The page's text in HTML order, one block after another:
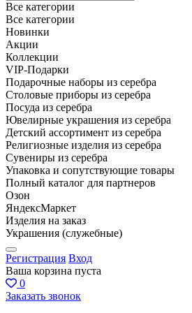
Все категории
Все категории
Новинки
Акции
Коллекции
VIP-Подарки
Подарочные наборы из серебра
Столовые приборы из серебра
Посуда из серебра
Ювелирные украшения из серебра
Детский ассортимент из серебра
Религиозные изделия из серебра
Сувениры из серебра
Упаковка и сопутствующие товары
Полный каталог для партнеров
Озон
ЯндексМаркет
Изделия на заказ
Украшения (служебные)
Регистрация Вход
Ваша корзина пуста
0
Заказать звонок